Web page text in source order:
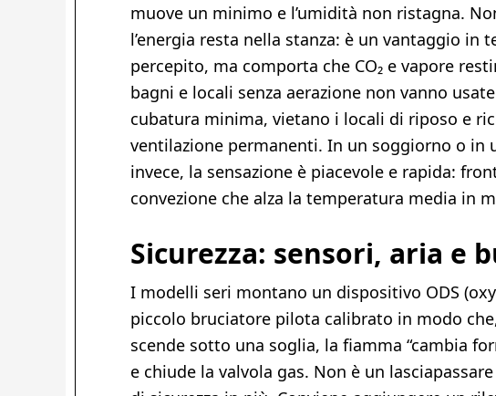
muove un minimo e l’umidità non ristagna.
l’energia resta nella stanza: è un vantaggio in
percepito, ma comporta che CO₂ e vapore
bagni e locali senza aerazione non vanno
cubatura minima, vietano i locali di riposo e
ventilazione permanenti. In un soggiorno o in
invece, la sensazione è piacevole e rapida:
convezione che alza la temperatura media in
Sicurezza: sensori, aria e
I modelli seri montano un dispositivo ODS
piccolo bruciatore pilota calibrato in modo
scende sotto una soglia, la fiamma “cambia
e chiude la valvola gas. Non è un